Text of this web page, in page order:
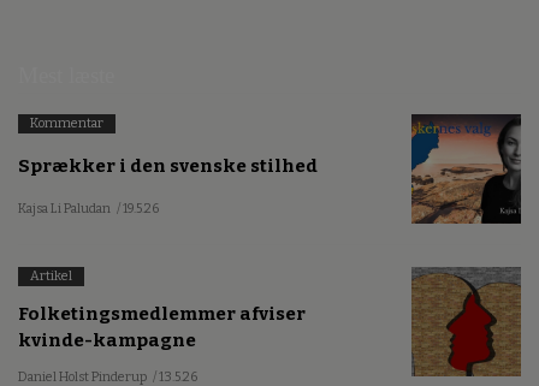
Kommentar
Sprækker i den svenske stilhed
Kajsa Li Paludan / 19.5.26
Artikel
Folketingsmedlemmer afviser
kvinde-kampagne
Daniel Holst Pinderup / 13.5.26